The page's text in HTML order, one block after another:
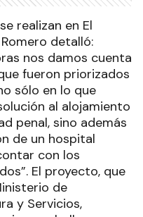
realizan en El
detalló:
nos damos cuenta
fueron priorizados
sólo en lo que
al alojamiento
penal, sino además
de un hospital
con los
El proyecto, que
de
y Servicios,